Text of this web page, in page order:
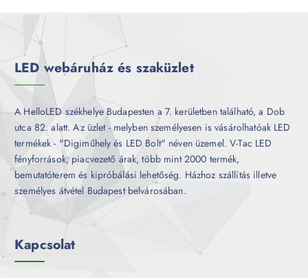
LED webáruház és szaküzlet
A HelloLED székhelye Budapesten a 7. kerületben található, a Dob
utca 82. alatt. Az üzlet - melyben személyesen is vásárolhatóak LED
termékek - "Digiműhely és LED Bolt" néven üzemel. V-Tac LED
fényforrások, piacvezető árak, több mint 2000 termék,
bemutatóterem és kipróbálási lehetőség. Házhoz szállítás illetve
személyes átvétel Budapest belvárosában.
Kapcsolat